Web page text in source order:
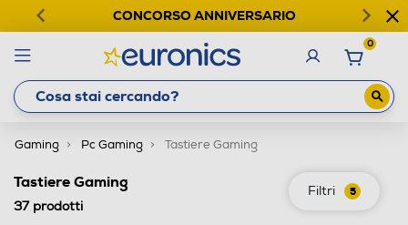
CONCORSO ANNIVERSARIO
0
Gaming Pc Gaming Tastiere Gaming
Filtri 5
Tastiere Gaming
37prodotti